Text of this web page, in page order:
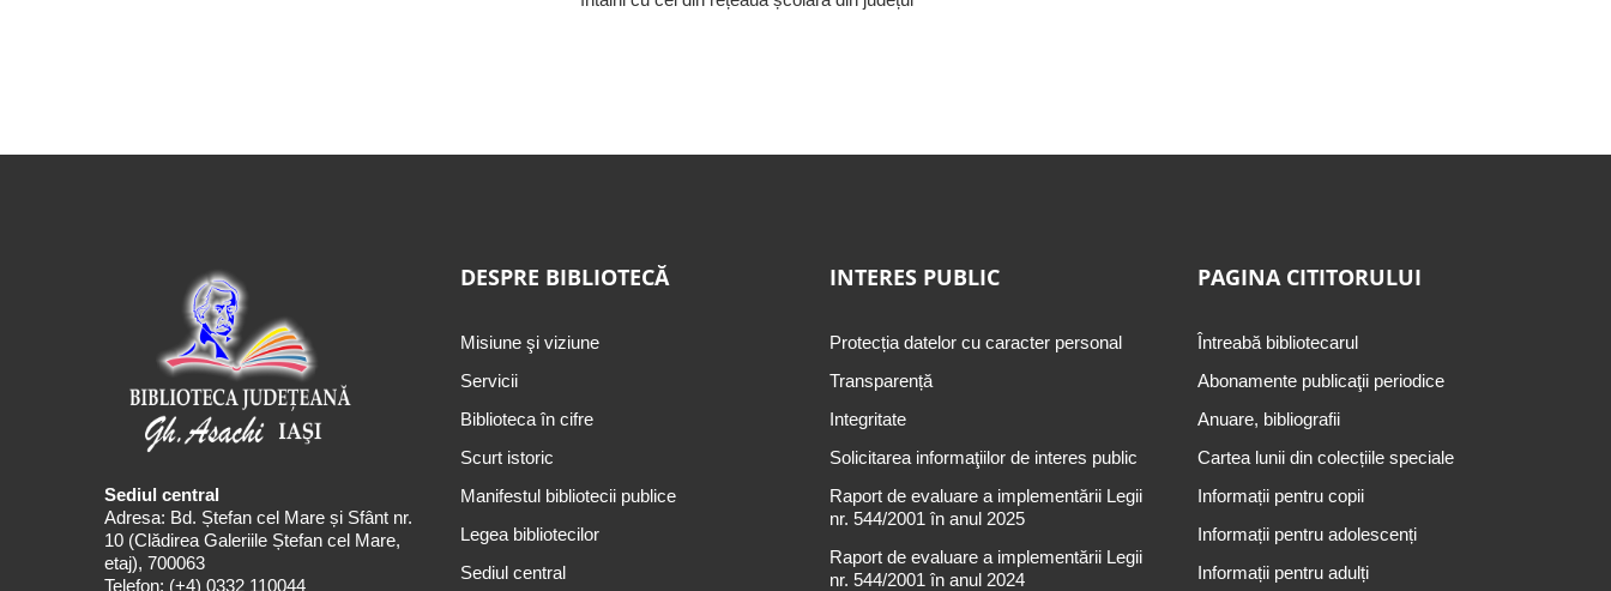
Sediul central
Adresa: Bd. Ștefan cel Mare și Sfânt nr.
10 (Clădirea Galeriile Ștefan cel Mare,
etaj), 700063
Telefon: (+4) 0332 110044
DESPRE BIBLIOTECĂ
Misiune şi viziune
Servicii
Biblioteca în cifre
Scurt istoric
Manifestul bibliotecii publice
Legea bibliotecilor
Sediul central
INTERES PUBLIC
Protecția datelor cu caracter personal
Transparență
Integritate
Solicitarea informaţiilor de interes public
Raport de evaluare a implementării Legii
nr. 544/2001 în anul 2025
Raport de evaluare a implementării Legii
nr. 544/2001 în anul 2024
PAGINA CITITORULUI
Întreabă bibliotecarul
Abonamente publicaţii periodice
Anuare, bibliografii
Cartea lunii din colecțiile speciale
Informații pentru copii
Informații pentru adolescenți
Informații pentru adulți